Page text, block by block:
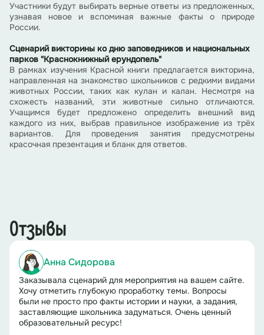
Участники будут выбирать верные ответы из предложенных,
узнавая новое и вспоминая важные факты о природе
России.
Сценарий викторины ко дню заповедников и национальных
парков "Краснокнижный ерундопель"
В рамках изучения Красной книги предлагается викторина,
направленная на знакомство школьников с редкими видами
животных России, таких как кулан и калан. Несмотря на
схожесть названий, эти животные сильно отличаются.
Учащимся будет предложено определить внешний вид
каждого из них, выбрав правильное изображение из трёх
вариантов. Для проведения занятия предусмотрены
красочная презентация и бланк для ответов.
Отзывы
Анна Сидорова
Заказывала сценарий для мероприятия на вашем сайте.
Хочу отметить глубокую проработку темы. Вопросы
были не просто про факты истории и науки, а задания,
заставляющие школьника задуматься. Очень ценный
образовательный ресурс!